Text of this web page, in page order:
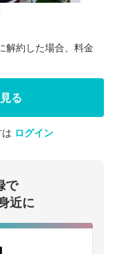
解約した場合、料金
る
ログイン
で
近に